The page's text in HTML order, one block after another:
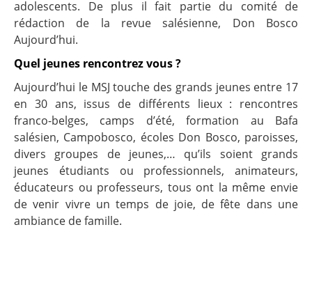
adolescents. De plus il fait partie du comité de
rédaction de la revue salésienne, Don Bosco
Aujourd’hui.
Quel jeunes rencontrez vous ?
Aujourd’hui le MSJ touche des grands jeunes entre 17
en 30 ans, issus de différents lieux : rencontres
franco-belges, camps d’été, formation au Bafa
salésien, Campobosco, écoles Don Bosco, paroisses,
divers groupes de jeunes,… qu’ils soient grands
jeunes étudiants ou professionnels, animateurs,
éducateurs ou professeurs, tous ont la même envie
de venir vivre un temps de joie, de fête dans une
ambiance de famille.